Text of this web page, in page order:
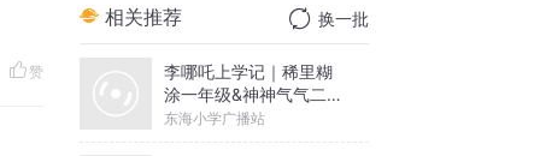
赞
相关推荐 换一批
李哪吒上学记｜稀里糊
涂一年级&神神气气二年
级
东海小学广播站